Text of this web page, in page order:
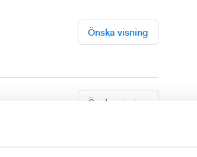
Önska visning
Önska visning